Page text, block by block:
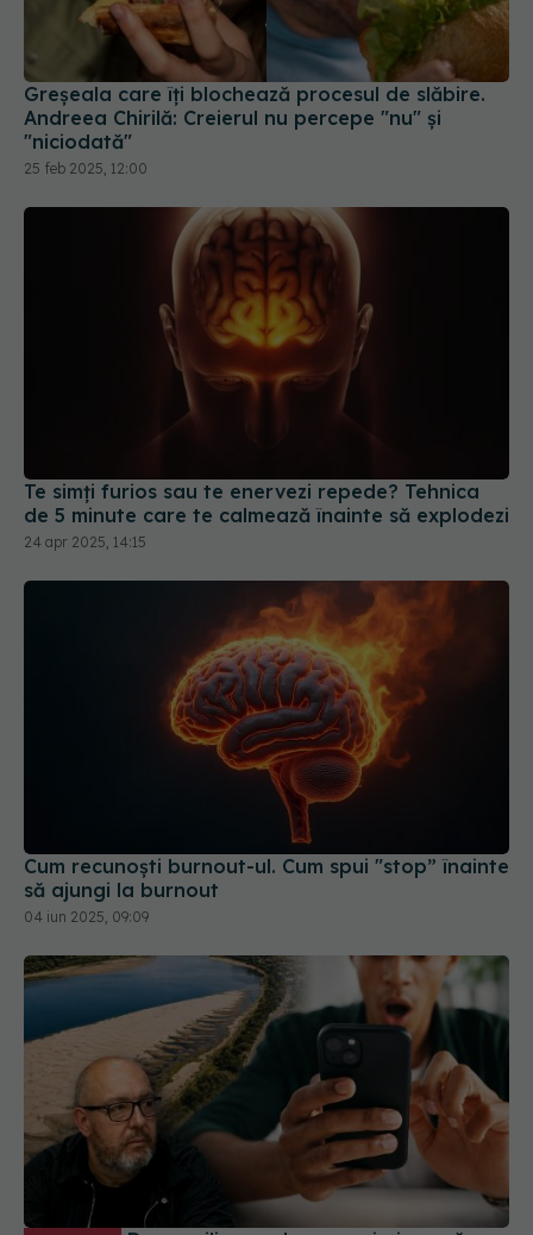
Greșeala care îți blochează procesul de slăbire.
Andreea Chirilă: Creierul nu percepe "nu" și
"niciodată"
25 feb 2025, 12:00
Te simți furios sau te enervezi repede? Tehnica
Cum recunoști burnout-ul. Cum spui "stop” înainte
EXCLUSIV De ce milioane de oameni ajung să
creadă teoriile conspirației. Psihologul Radu Leca
explică ce se întâmplă în creier